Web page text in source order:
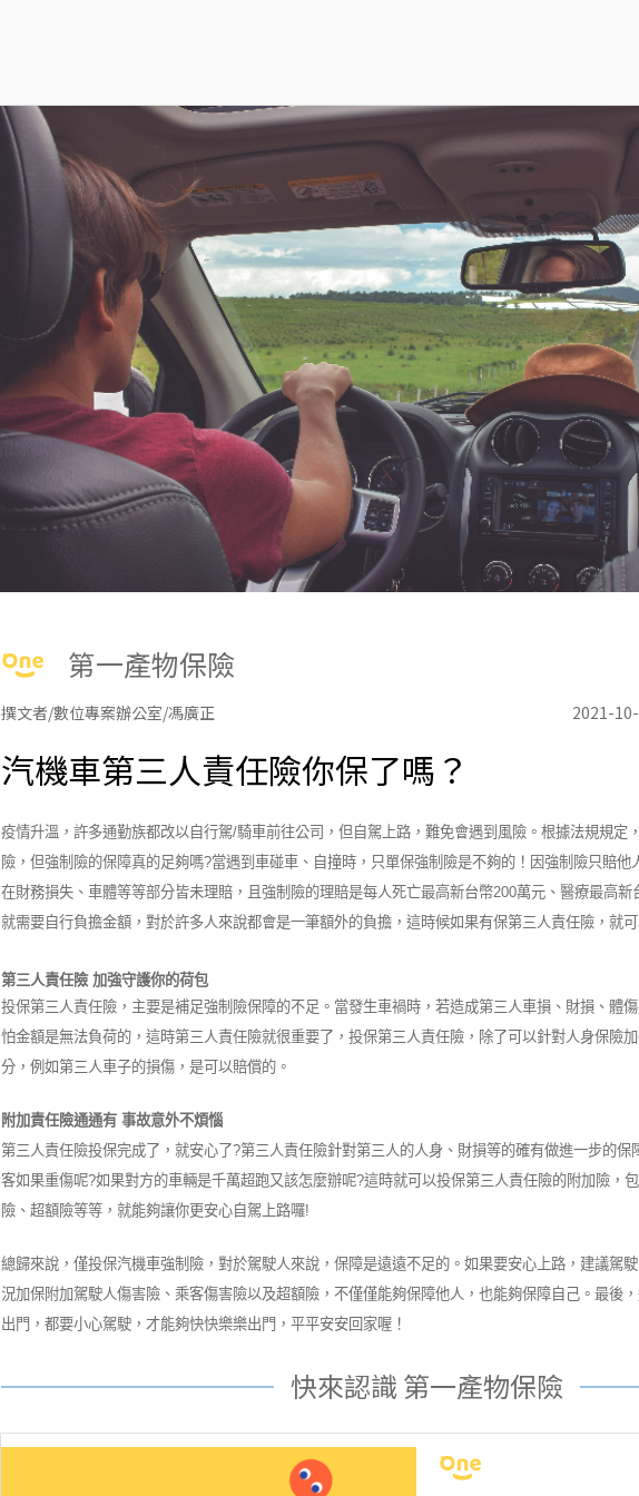
第一產物保險
撰文者/數位專案辦公室/馮廣正 2021-
汽機車第三人責任險你保了嗎？
疫情升溫，許多通勤族都改以自行駕/騎車前往公司，但自駕上路，難免會遇到風險。根據法規規定
險，但強制險的保障真的足夠嗎?當遇到車碰車、自撞時，只單保強制險是不夠的！因強制險只賠他
在財務損失、車體等等部分皆未理賠，且強制險的理賠是每人死亡最高新台幣200萬元、醫療最高新
就需要自行負擔金額，對於許多人來說都會是一筆額外的負擔，這時候如果有保第三人責任險，就可
第三人責任險 加強守護你的荷包
投保第三人責任險，主要是補足強制險保障的不足。當發生車禍時，若造成第三人車損、財損、體
怕金額是無法負荷的，這時第三人責任險就很重要了，投保第三人責任險，除了可以針對人身保險
分，例如第三人車子的損傷，是可以賠償的。
附加責任險通通有 事故意外不煩惱
第三人責任險投保完成了，就安心了?第三人責任險針對第三人的人身、財損等的確有做進一步的保
客如果重傷呢?如果對方的車輛是千萬超跑又該怎麼辦呢?這時就可以投保第三人責任險的附加險，
險、超額險等等，就能夠讓你更安心自駕上路囉!
總歸來說，僅投保汽機車強制險，對於駕駛人來說，保障是遠遠不足的。如果要安心上路，建議駕
況加保附加駕駛人傷害險、乘客傷害險以及超額險，不僅僅能夠保障他人，也能夠保障自己。最後
出門，都要小心駕駛，才能夠快快樂樂出門，平平安安回家喔！
快來認識 第一產物保險